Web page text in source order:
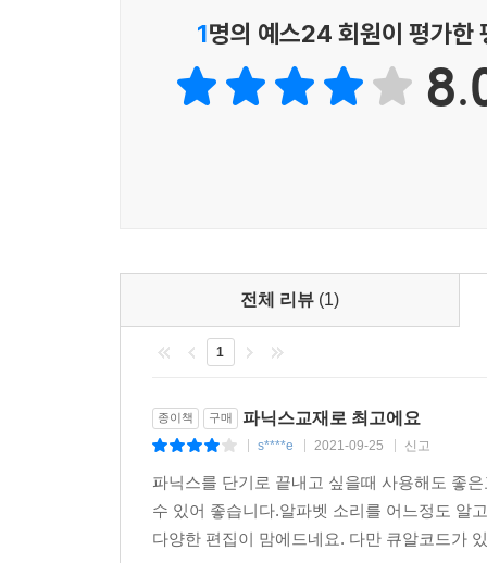
1명의 예스24 회원이 평가한
전체 리뷰 (1)
1
종이책 구매 파닉스교재로 최고에요
s****e 2021-09-25 신고
파닉스를 단기로 끝내고 싶을때 사용해도 좋
수 있어 좋습니다.알파벳 소리를 어느정도 알
다양한 편집이 맘에드네요. 다만 큐알코드가